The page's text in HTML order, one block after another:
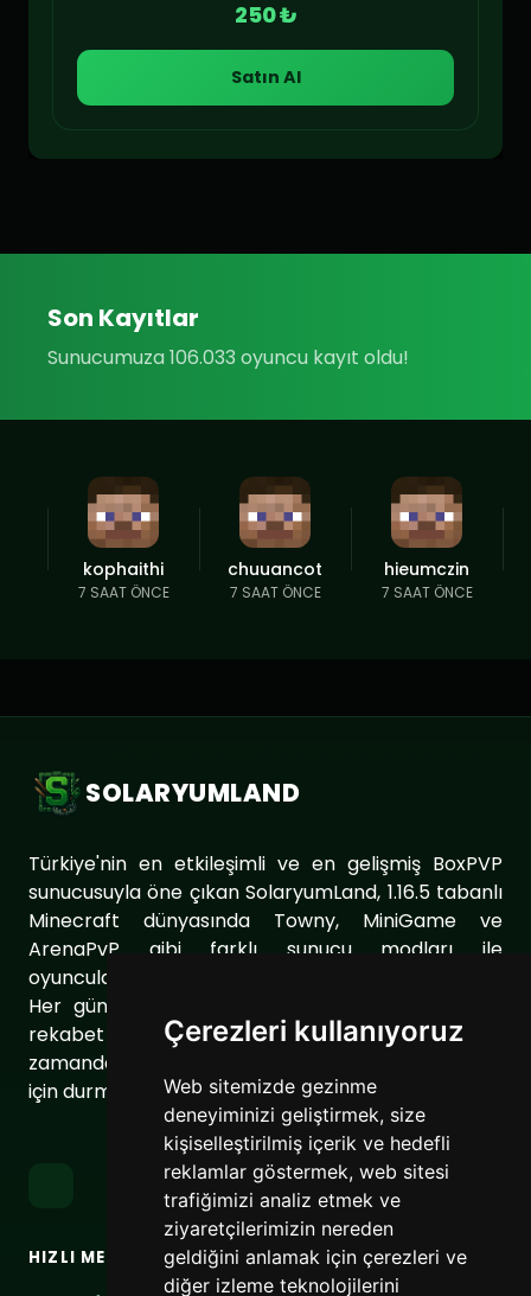
Çerezleri kullanıyoruz
Web sitemizde gezinme
deneyiminizi geliştirmek, size
kişiselleştirilmiş içerik ve hedefli
reklamlar göstermek, web sitesi
trafiğimizi analiz etmek ve
ziyaretçilerimizin nereden
geldiğini anlamak için çerezleri ve
diğer izleme teknolojilerini
250 ₺
Satın Al
Son Kayıtlar
Sunucumuza 106.033 oyuncu kayıt oldu!
kophaithi
7 SAAT ÖNCE
chuuancot
7 SAAT ÖNCE
hieumczin
7 SAAT ÖNCE
SOLARYUMLAND
Türkiye'nin en etkileşimli ve en gelişmiş BoxPVP
sunucusuyla öne çıkan SolaryumLand, 1.16.5 tabanlı
Minecraft dünyasında Towny, MiniGame ve
ArenaPvP gibi farklı sunucu modları ile
oyuncularımıza eşsiz bir oyun deneyimi sunuyor.
Her gün sunucumuzu geliştirerek oyuncularımıza
rekabet dolu ve keyifli bir ortam sağlıyoruz. Aynı
zamanda topluluğumuzu daha da güçlendirmek
için durmaksızın çalışıyoruz.
HIZLI MENÜ BAĞLANTILAR